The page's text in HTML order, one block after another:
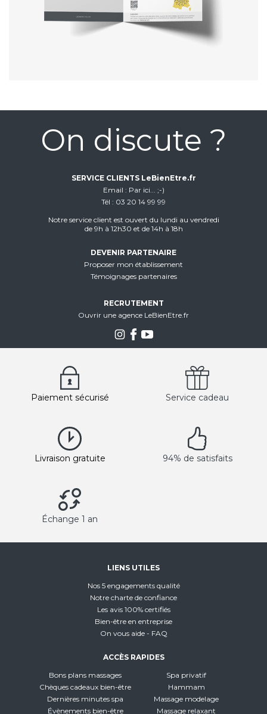
On discute ?
SERVICE CLIENTS LeBienEtre.fr
Email
Par ici... ;-)
Tél
03 20 14 99 99
Notre service client est ouvert du lundi au vendredi
de 9h à 12h30 et de 14h à 18h
DEVENIR PARTENAIRE
Proposer mon établissement
Témoignages partenaires
RECRUTEMENT
Ouvrir une agence LeBienEtre.fr
Paiement sécurisé Service cadeau
Livraison gratuite 94% de satisfaits
Échange 1 an
LIENS UTILES
Nos 5 engagements qualité
Notre charte de confiance
Les avis 100% certifiés
Bien-être en entreprise
On vous aide - FAQ
ACCÈS RAPIDES
Bons plans massages
Chèques cadeaux bien-être
Dernières minutes spa
Évènements bien-être
Spa privatif
Hammam
Massage modelage
Massage relaxant